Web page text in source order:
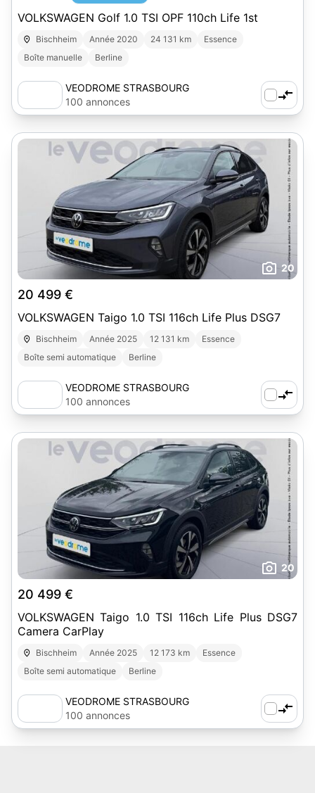
VOLKSWAGEN Golf 1.0 TSI OPF 110ch Life 1st
Bischheim Année 2020 24 131 km
Essence
Boîte manuelle
Berline
VEODROME STRASBOURG
100 annonces
20
20 499 €
VOLKSWAGEN Taigo 1.0 TSI 116ch Life Plus DSG7
Bischheim Année 2025 12 131 km
Essence
Boîte semi automatique
Berline
VEODROME STRASBOURG
100 annonces
20
20 499 €
VOLKSWAGEN Taigo 1.0 TSI 116ch Life Plus DSG7
Camera CarPlay
Bischheim Année 2025 12 173 km
Essence
Boîte semi automatique
Berline
VEODROME STRASBOURG
100 annonces